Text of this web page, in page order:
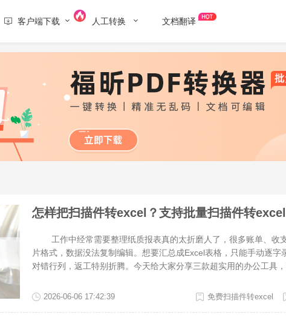
客户端下载 人工转换 文档翻译
怎样把扫描件转excel？支持批量扫描件转
工作中经常需要整理纸质报表真的太折磨人了，很多账单、收
片格式，数据没法复制编辑。想要汇总成Excel表格，只能手动逐字
对错行列，返工特别折腾。今天给大家分享三款超实用的办公工具
工具一：福昕PDF365 福昕PDF365的扫描件转Excel功能真的超实
2026-06-06 17:42:39 免费扫描件转excel